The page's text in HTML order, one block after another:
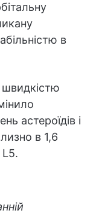
в
астероїдів і
в 1,6
L5.